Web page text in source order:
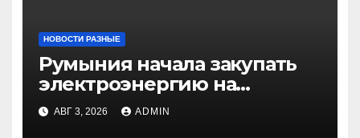
НОВОСТИ РАЗНЫЕ
Румыния начала закупать
электроэнергию на
Украине из-за дефицита
АВГ 3, 2026 ADMIN